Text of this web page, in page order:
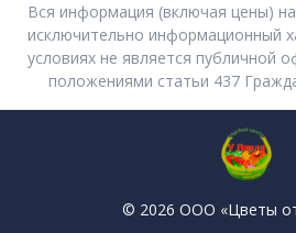
Вся информация (включая цены)
исключительно информационный
условиях не является публичной
положениями статьи 437
© 2026 ООО «Цветы